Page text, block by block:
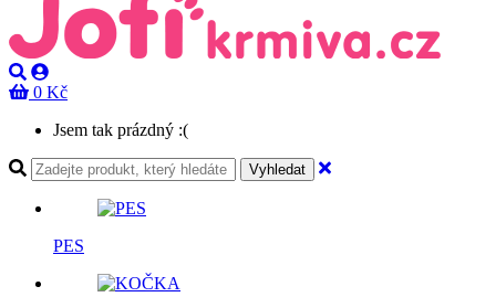
0 Kč
Jsem tak prázdný :(
Vyhledat
PES